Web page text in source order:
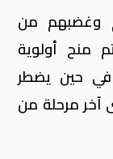
وغضبهم من
منح أولوية
في حين يضطر
آخر مرحلة من